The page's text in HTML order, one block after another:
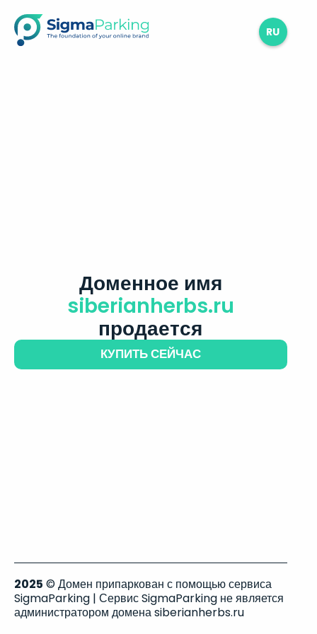
RU
Доменное имя
siberianherbs.ru
продается
КУПИТЬ СЕЙЧАС
2025 © Домен припаркован с помощью сервиса
SigmaParking | Сервис SigmaParking не является
администратором домена siberianherbs.ru